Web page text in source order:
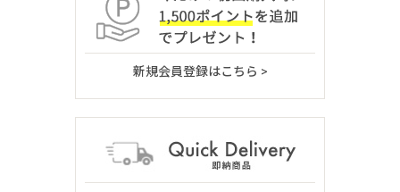
新規会員登録はこちら >